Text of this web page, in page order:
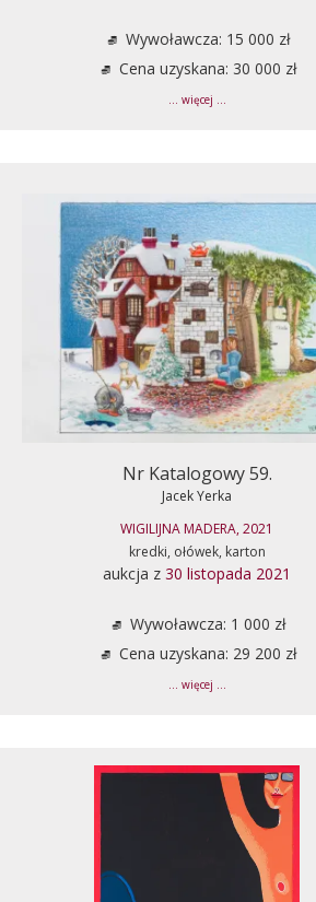
Wywoławcza: 15 000 zł
Cena uzyskana: 30 000 zł
... więcej ...
Nr Katalogowy 59.
Jacek Yerka
WIGILIJNA MADERA, 2021
kredki, ołówek, karton
aukcja z 30 listopada 2021
Wywoławcza: 1 000 zł
Cena uzyskana: 29 200 zł
... więcej ...